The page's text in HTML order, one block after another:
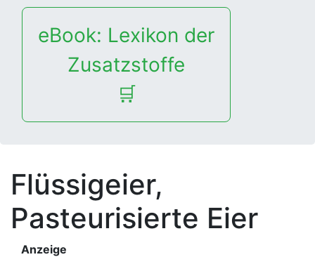
eBook: Lexikon der
Zusatzstoffe
🛒
Flüssigeier,
Pasteurisierte Eier
Anzeige